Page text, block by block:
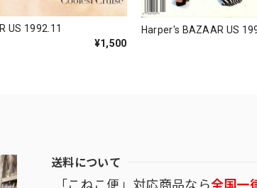
US 1992.11
¥1,500
Harper's BAZAAR US
送料について
「こねこ便」対応商品なら全国一